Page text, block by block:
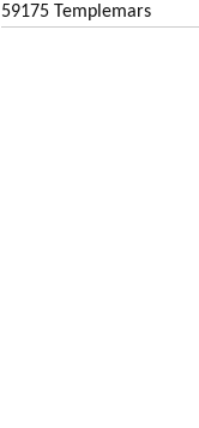
59175 Templemars